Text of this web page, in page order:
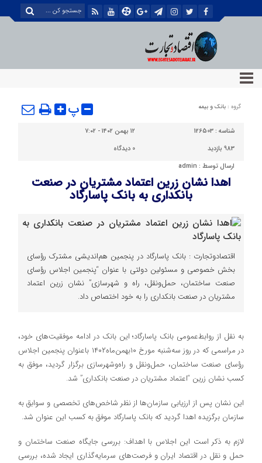
گروه : بانک و بیمه پ
شناسه : 126503
۱۲ بهمن ۱۴۰۲ - ۷:۰۲
983 بازدید
0 دیدگاه
ارسال توسط : admin
اهدا نشان زرین اعتماد مشتریان در صنعت
بانکداری به بانک پاسارگاد
اقتصادوتجارت : بانک پاسارگاد در پنجمین هم‌اندیشی مشترک رؤسای
بخش خصوصی و مسئولین دولتی با عنوان “پنجمین اجلاس رؤسای
صنعت ساختمان، حمل‌ونقل، راه و شهرسازی” نشان زرین اعتماد
مشتریان در صنعت بانکداری را به خود اختصاص داد.
به نقل از روابط‌عمومی بانک پاسارگاد؛ این بانک در ادامه موفقیت‌های خود،
در مراسمی که در روز سه‌شنبه مورخ ۱۰بهمن‌ماه۱۴۰۲ با‌عنوان پنجمین اجلاس
رؤسای صنعت ساختمان، حمل‌ونقل و راه‌وشهرسازی برگزار گردید، موفق به
کسب نشان زرین “اعتماد مشتریان در صنعت بانکداری” شد.
این نشان پس از ارزیابی سازمان‌ها از نظر شاخص‌های تخصصی و سوابق به
سازمان برگزیده اهدا گردید که بانک پاسارگاد موفق به کسب این عنوان شد.
لازم به ذکر است این اجلاس با اهداف: بررسی جایگاه صنعت ساختمان و
حمل و نقل در اقتصاد ایران و فرصت‌های سرمایه‌گذاری ایجاد شده، بررسی